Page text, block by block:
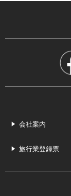
会社案内
旅行業登録票